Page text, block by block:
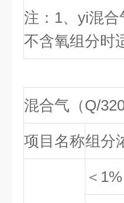
注：1、yi混
不含氧组分时
混合气（Q/
项目名称组分
＜1%